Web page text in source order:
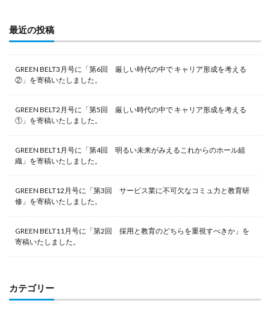
最近の投稿
GREEN BELT3月号に「第6回 厳しい時代の中で キャリア形成を考える
②」を寄稿いたしました。
GREEN BELT2月号に「第5回 厳しい時代の中で キャリア形成を考える
①」を寄稿いたしました。
GREEN BELT1月号に「第4回 明るい未来がみえるこれからのホール組
織」を寄稿いたしました。
GREEN BELT12月号に「第3回 サービス業に不可欠なコミュ力と教育研
修」を寄稿いたしました。
GREEN BELT11月号に「第2回 採用と教育のどちらを重視すべきか」を
寄稿いたしました。
カテゴリー